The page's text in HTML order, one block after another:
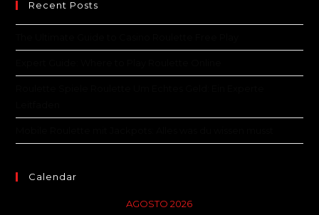
Recent Posts
Calendar
AGOSTO 2026